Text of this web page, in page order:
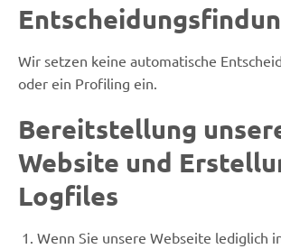
Wir setzen keine automatische
oder ein Profiling ein.
Bereitstellung
Website und
Logfiles
Wenn Sie unsere Webseite lediglich